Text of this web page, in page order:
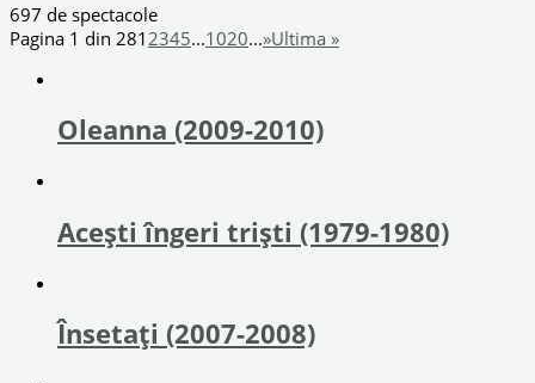
697 de spectacole
Pagina 1 din 281 2345...1020...»Ultima »
Oleanna (2009-2010)
Acești îngeri triști (1979-1980)
Însetați (2007-2008)